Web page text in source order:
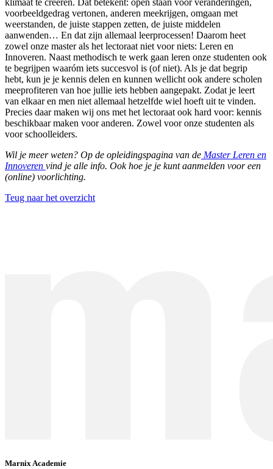
voorbeeldgedrag vertonen, anderen meekrijgen, omgaan met
weerstanden, de juiste stappen zetten, de juiste middelen
aanwenden… En dat zijn allemaal leerprocessen! Daarom heet
zowel onze master als het lectoraat niet voor niets: Leren en
Innoveren. Naast methodisch te werk gaan leren onze studenten ook
te begrijpen waaróm iets succesvol is (of niet). Als je dat begrip
hebt, kun je je kennis delen en kunnen wellicht ook andere scholen
meeprofiteren van hoe jullie iets hebben aangepakt. Zodat je leert
van elkaar en men niet allemaal hetzelfde wiel hoeft uit te vinden.
Precies daar maken wij ons met het lectoraat ook hard voor: kennis
beschikbaar maken voor anderen. Zowel voor onze studenten als
voor schoolleiders.
Wil je meer weten? Op de opleidingspagina van de Master Leren en
Innoveren vind je alle info. Ook hoe je je kunt aanmelden voor een
(online) voorlichting.
Teug naar het overzicht
Marnix Academie